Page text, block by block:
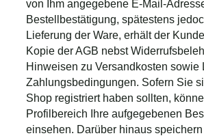
von Ihm angegebene E-Mail-
Bestellbestätigung, spätestens
Lieferung der Ware, erhält der
Kopie der AGB nebst
Hinweisen zu Versandkosten sowie
Zahlungsbedingungen. Sofern Sie
Shop registriert haben sollten,
Profilbereich Ihre aufgegebenen
einsehen. Darüber hinaus